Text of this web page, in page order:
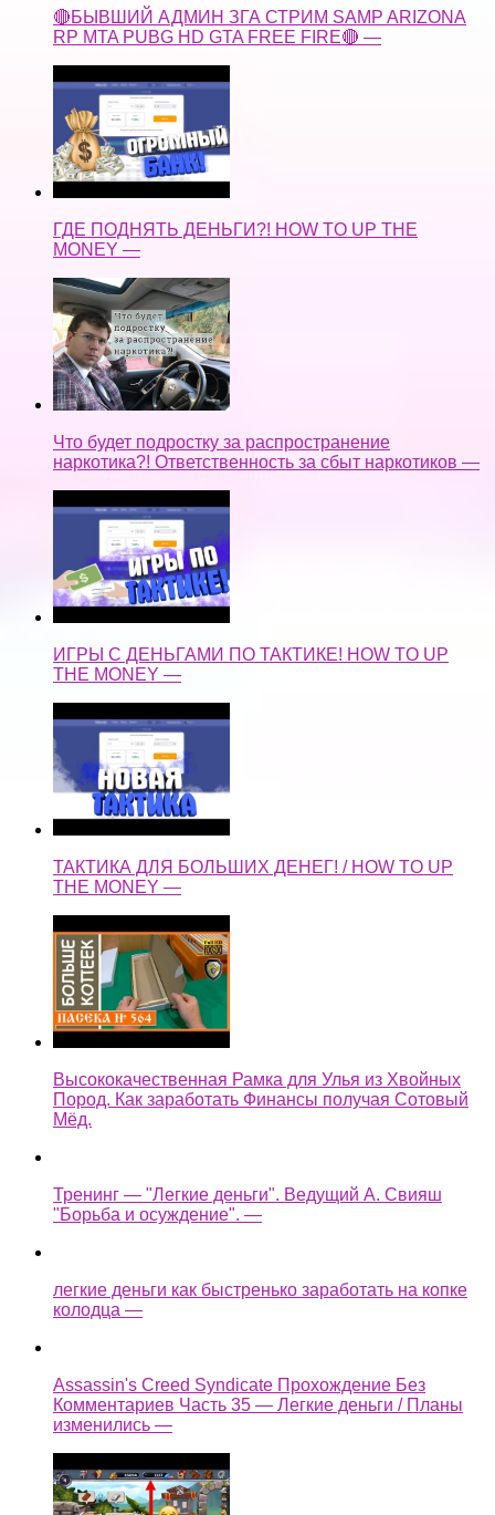
🔴БЫВШИЙ АДМИН ЗГА СТРИМ SAMP ARIZONA
RP MTA PUBG HD GTA FREE FIRE🔴 —
ГДЕ ПОДНЯТЬ ДЕНЬГИ?! HOW TO UP THE
MONEY —
Что будет подростку за распространение
наркотика?! Ответственность за сбыт наркотиков —
ИГРЫ С ДЕНЬГАМИ ПО ТАКТИКЕ! HOW TO UP
THE MONEY —
ТАКТИКА ДЛЯ БОЛЬШИХ ДЕНЕГ! / HOW TO UP
THE MONEY —
Высококачественная Рамка для Улья из Хвойных
Пород. Как заработать Финансы получая Сотовый
Мёд.
Тренинг — "Легкие деньги". Ведущий А. Свияш
"Борьба и осуждение". —
легкие деньги как быстренько заработать на копке
колодца —
Assassin's Creed Syndicate Прохождение Без
Комментариев Часть 35 — Легкие деньги / Планы
изменились —